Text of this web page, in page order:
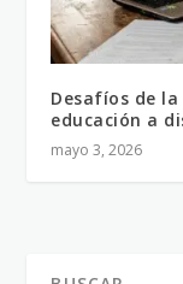
Desafíos de
educación a
mayo 3, 2026